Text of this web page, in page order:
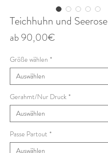
Teichhuhn und Seerose
ab90,00€
Größe wählen *
Gerahmt/Nur Druck *
Passe Partout *